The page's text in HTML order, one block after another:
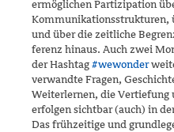
ermöglichen Partizipa­tion
Kommunikationsstrukturen,
und über die zeitliche
ferenz hinaus. Auch zwei
der Hashtag #wewonder
verwandte Fragen,
Weiterlernen, die Vertiefung
erfolgen sichtbar (auch) in
Das frühzeitige und